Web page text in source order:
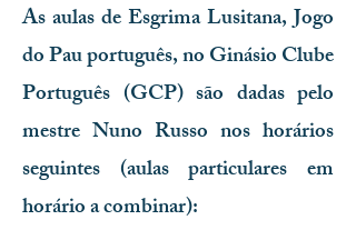
As aulas de Esgrima Lusitana, Jogo
do Pau português, no Ginásio Clube
Português (GCP) são dadas pelo
mestre Nuno Russo nos horários
seguintes (aulas particulares em
horário a combinar):